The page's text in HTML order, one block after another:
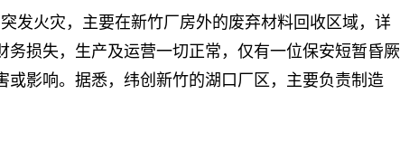
发火灾，主要在新竹厂房外的废弃材料回收区域，详
损失，生产及运营一切正常，仅有一位保安短暂昏厥
影响。据悉，纬创新竹的湖口厂区，主要负责制造